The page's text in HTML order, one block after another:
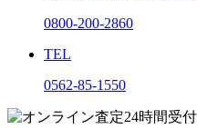
0800-200-2860
TEL
0562-85-1550